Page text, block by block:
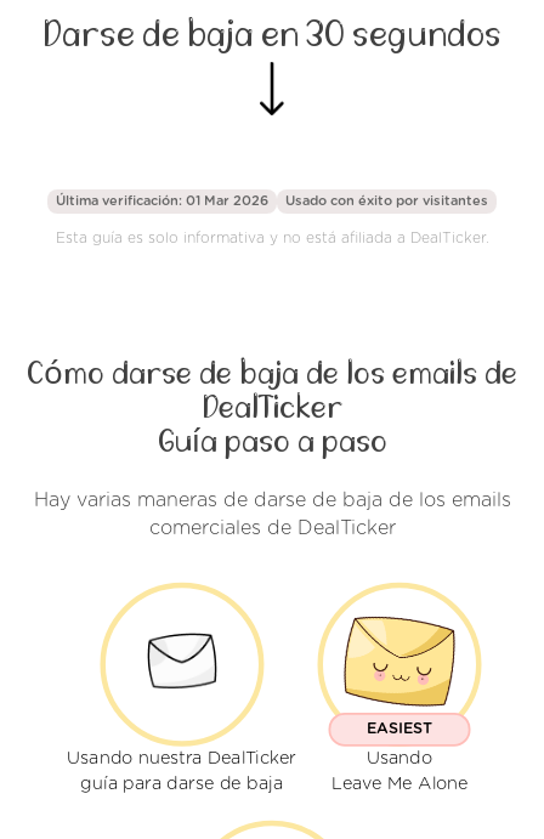
Darse de baja en 30 segundos
Última verificación: 01 Mar 2026 Usado con éxito por visitantes
Esta guía es solo informativa y no está afiliada a DealTicker.
Cómo darse de baja de los emails de
DealTicker
Guía paso a paso
Hay varias maneras de darse de baja de los emails
comerciales de DealTicker
Usando nuestra DealTicker
guía para darse de baja
EASIEST
Usando
Leave Me Alone